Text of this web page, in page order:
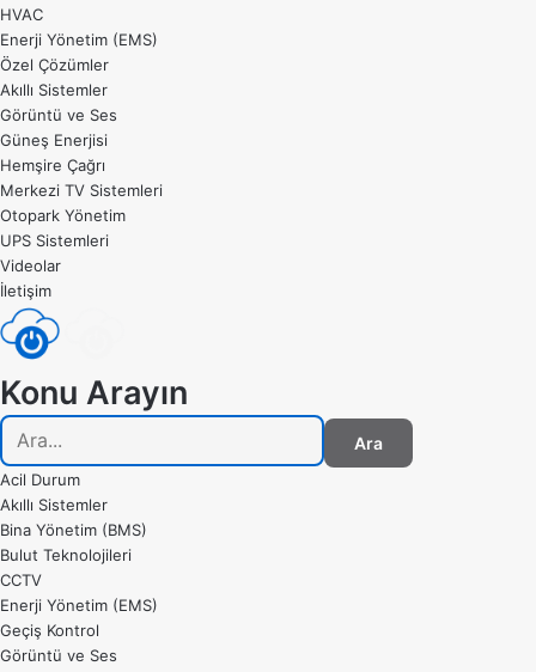
HVAC
Enerji Yönetim (EMS)
Özel Çözümler
Akıllı Sistemler
Görüntü ve Ses
Güneş Enerjisi
Hemşire Çağrı
Merkezi TV Sistemleri
Otopark Yönetim
UPS Sistemleri
Videolar
İletişim
Konu Arayın
Ara
Acil Durum
Akıllı Sistemler
Bina Yönetim (BMS)
Bulut Teknolojileri
CCTV
Enerji Yönetim (EMS)
Geçiş Kontrol
Görüntü ve Ses